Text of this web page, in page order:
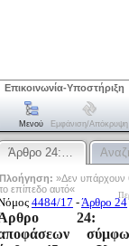
Επικοινωνία-Υποστήριξη
Μενού Εμφάνιση/απόκρυψη
Άρθρο 24:…